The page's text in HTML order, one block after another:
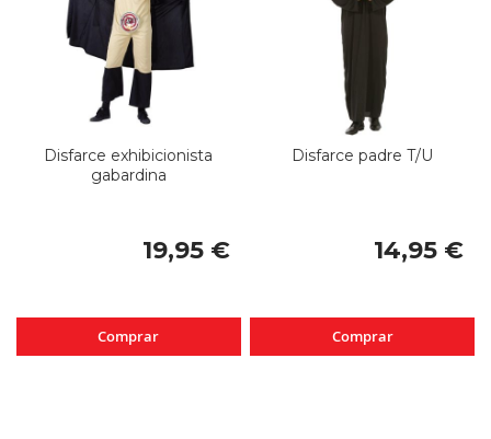
Disfarce exhibicionista
gabardina
19,95 €
Comprar
Disfarce padre T/U
14,95 €
Comprar